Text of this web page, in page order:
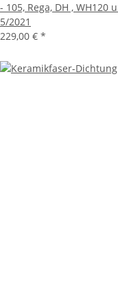
- 105, Rega, DH ,
5/2021
229,00 € *